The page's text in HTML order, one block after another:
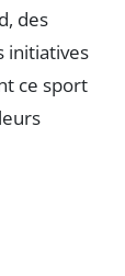
des
initiatives
ce sport